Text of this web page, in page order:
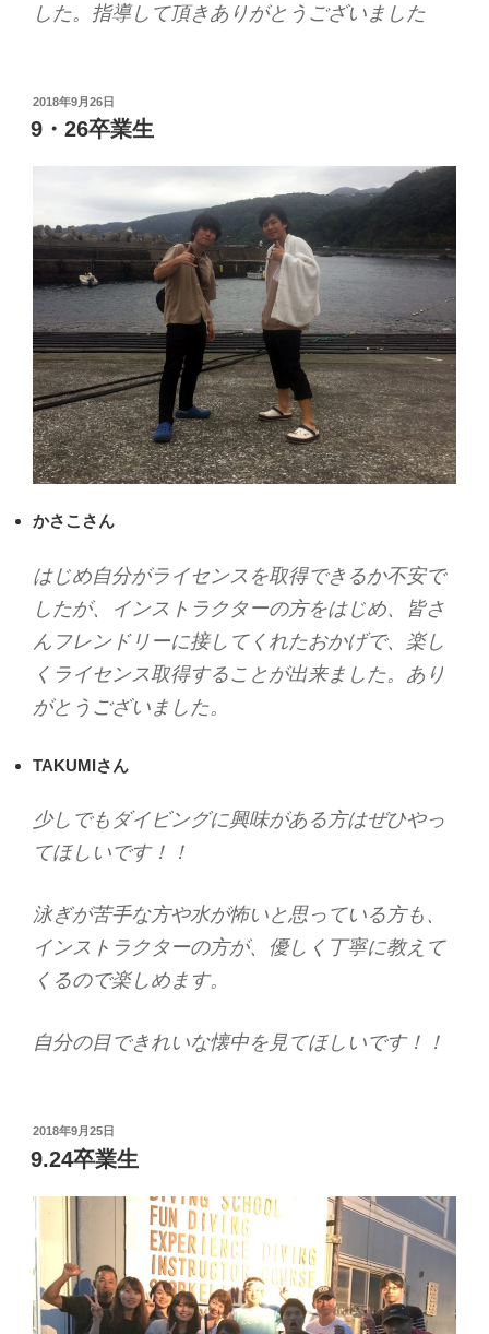
した。指導して頂きありがとうございました
投
稿
日:
2018年9月26日
9・26卒業生
かさこさん
はじめ自分がライセンスを取得できるか不安で
したが、インストラクターの方をはじめ、皆さ
んフレンドリーに接してくれたおかげで、楽し
くライセンス取得することが出来ました。あり
がとうございました。
TAKUMIさん
少しでもダイビングに興味がある方はぜひやっ
てほしいです！！
泳ぎが苦手な方や水が怖いと思っている方も、
インストラクターの方が、優しく丁寧に教えて
くるので楽しめます。
自分の目できれいな懐中を見てほしいです！！
投
稿
日:
2018年9月25日
9.24卒業生